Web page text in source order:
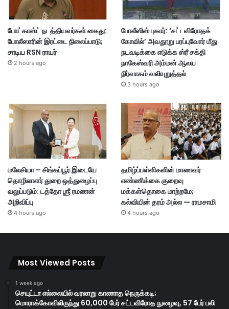
போட்காஸ்ட் நடத்தியவர்கள் கைது:
போலீஸாரின் இரட்டை நிலைப்பாடு;
சாடிய RSN ராயர்
2 hours ago
போலீஸிஸ் புகார்: ‘சட்டவிரோதக்
கோவில்’ அவதூறு பரப்புவோர் மீது
நடவடிக்கை எடுக்க ஸ்ரீ சக்தி
நாகேஸ்வரி அம்மன் ஆலய
நிர்வாகம் வலியுறுத்தல்
3 hours ago
மலேசியா – சிங்கப்பூர் இடையே
தொழிலாளர் துறை ஒத்துழைப்பு
வலுப்படும்: டத்தோ ஶ்ரீ ரமணன்
அறிவிப்பு
4 hours ago
தமிழ்ப்பள்ளிகளின் மாணவர்
எண்ணிக்கை குறைவு
மக்கள்தொகை மாற்றமே;
கல்வியின் தரம் அல்ல — ராமசாமி
4 hours ago
Most Viewed Posts
1 week ago
செயுட்டா எல்லையில் வரலாறு காணாத நெருக்கடி;
மொராக்கோவிலிருந்து 60,000 பேர் சட்டவிரோத நுழைவு, 57 பேர் பலி